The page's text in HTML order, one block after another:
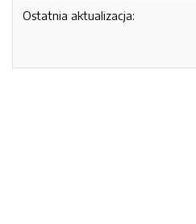
Ostatnia aktualizacja: